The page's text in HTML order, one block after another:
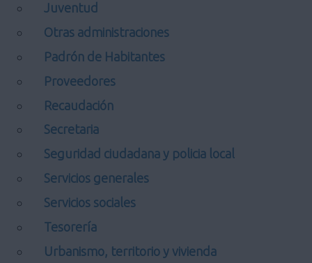
Juventud
Otras administraciones
Padrón de Habitantes
Proveedores
Recaudación
Secretaria
Seguridad ciudadana y policia local
Servicios generales
Servicios sociales
Tesorería
Urbanismo, territorio y vivienda